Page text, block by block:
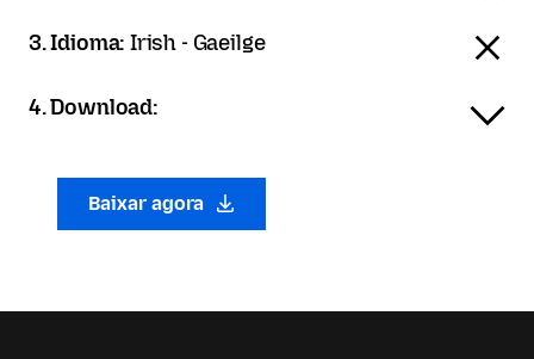
3. Idioma:Irish - Gaeilge
4. Download:
Baixar agora